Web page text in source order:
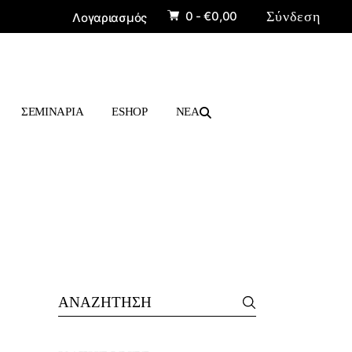
Λογαριασμός 0 -€0,00 Σύνδεση
ΣΕΜΙΝΑΡΙΑ ESHOP ΝΕΑ
Search
for: